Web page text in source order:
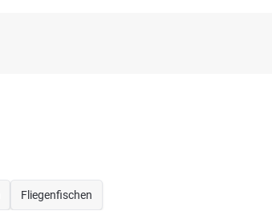
Fliegenfischen